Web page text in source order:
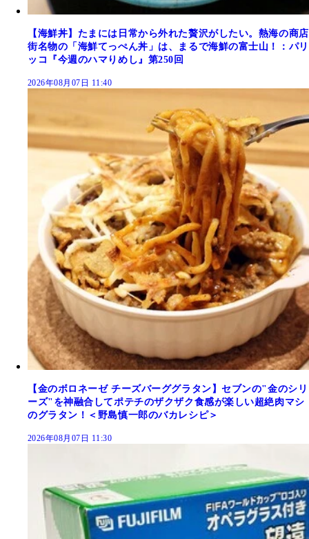
【海鮮丼】たまには日常から外れた贅沢がしたい。熱海の商店
街名物の「海鮮てっぺん丼」は、まるで海鮮の富士山！：パリ
ッコ『今週のハマりめし』第250回
2026年08月07日 11:40
【金のボロネーゼ チーズバーググラタン】セブンの"金のシリ
ーズ"を神融合してポテチのザクザク食感が楽しい超絶肉マシ
のグラタン！＜野島慎一郎のバカレシピ＞
2026年08月07日 11:30